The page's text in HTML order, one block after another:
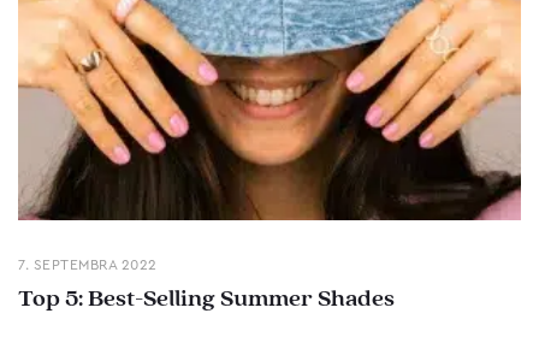
7. SEPTEMBRA 2022
Top 5: Best-Selling Summer Shades